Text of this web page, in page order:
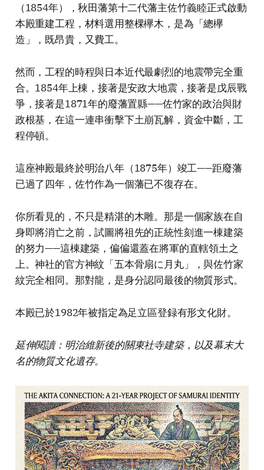
（1854年），秋田藩第十二代藩主佐竹義睦正式啟動
本殿重建工程，材料選用整棵欅木，是為「總欅
造」，既昂貴，又費工。
然而，工程的時程與日本近代最劇烈的地震帶完全重
合。1854年上棟，接著是安政大地震，接著是戊辰戰
爭，接著是1871年的廢藩置縣——佐竹家的政治與財
政根基，在這一連串衝擊下土崩瓦解，資金中斷，工
程停頓。
這座神殿最終於明治八年（1875年）竣工——距廢藩
已過了四年，佐竹作為一個藩已不復存在。
你所看見的，不只是精湛的木雕。那是一個家族在自
身即將消亡之前，試圖將祖先的正統性刻進一棟建築
的努力——這棟建築，偏偏還蓋在將軍的直轄領土之
上。神社的官方神紋「五本骨扇に月丸」，與佐竹家
紋完全相同。那對龍，是身分認同最後的物質形式。
本殿已於1982年被指定為足立區登録有形文化財。
延伸閱讀：明治維新後的關東社寺建築，以及幕末大
名的物質文化遺存。